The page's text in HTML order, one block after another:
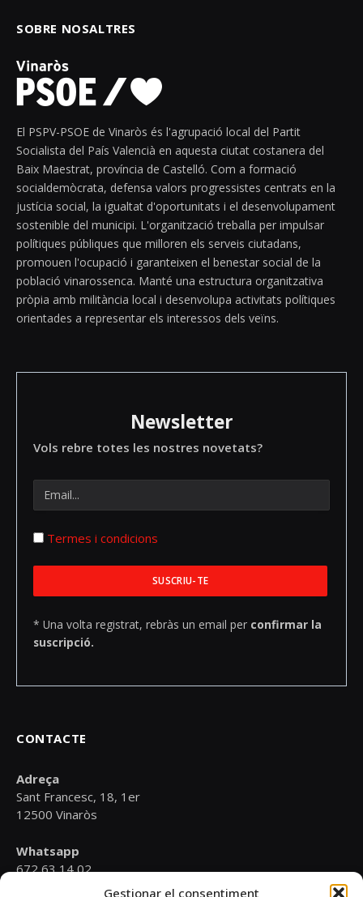
Gestionar el consentiment
SOBRE NOSALTRES
El PSPV-PSOE de Vinaròs és l'agrupació local del Partit
Socialista del País Valencià en aquesta ciutat costanera del
Baix Maestrat, província de Castelló. Com a formació
socialdemòcrata, defensa valors progressistes centrats en la
justícia social, la igualtat d'oportunitats i el desenvolupament
sostenible del municipi. L'organització treballa per impulsar
polítiques públiques que milloren els serveis ciutadans,
promouen l'ocupació i garanteixen el benestar social de la
població vinarossenca. Manté una estructura organitzativa
pròpia amb militància local i desenvolupa activitats polítiques
orientades a representar els interessos dels veïns.
Newsletter
Vols rebre totes les nostres novetats?
Termes i condicions
* Una volta registrat, rebràs un email per confirmar la
suscripció.
CONTACTE
Adreça
Sant Francesc, 18, 1er
12500 Vinaròs
Whatsapp
672 63 14 02